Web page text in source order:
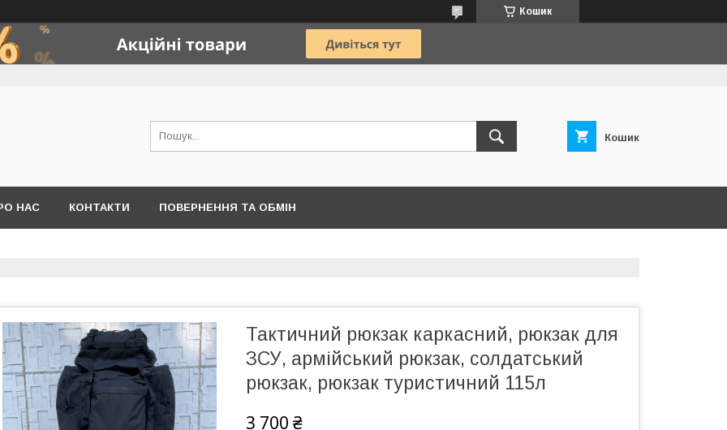
Кошик
Кошик
НАС КОНТАКТИ ПОВЕРНЕННЯ ТА ОБМІН
Тактичний рюкзак каркасний, рюкзак для
ЗСУ, армійський рюкзак, солдатський
рюкзак, рюкзак туристичний 115л
3 700 ₴